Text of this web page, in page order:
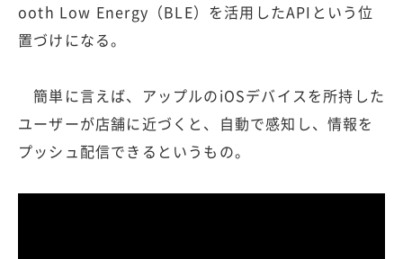
ooth Low Energy（BLE）を活用したAPIという位
置づけになる。
簡単に言えば、アップルのiOSデバイスを所持した
ユーザーが店舗に近づくと、自動で感知し、情報を
プッシュ配信できるというもの。